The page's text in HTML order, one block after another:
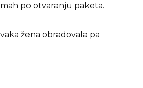
po otvaranju paketa.
žena obradovala pa